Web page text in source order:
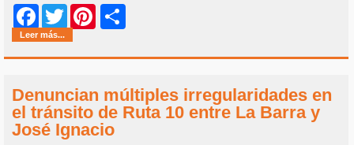
Facebook
Twitter Pinterest
Leer más...
Denuncian múltiples irregularidades en
el tránsito de Ruta 10 entre La Barra y
José Ignacio